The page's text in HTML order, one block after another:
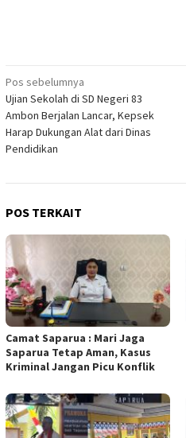
Navigasi
pos
Pos sebelumnya
Ujian Sekolah di SD Negeri 83
Ambon Berjalan Lancar, Kepsek
Harap Dukungan Alat dari Dinas
Pendidikan
POS TERKAIT
Camat Saparua : Mari Jaga
Saparua Tetap Aman, Kasus
Kriminal Jangan Picu Konflik